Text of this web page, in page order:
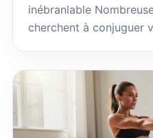
inébranlable
cherchent à conjuguer